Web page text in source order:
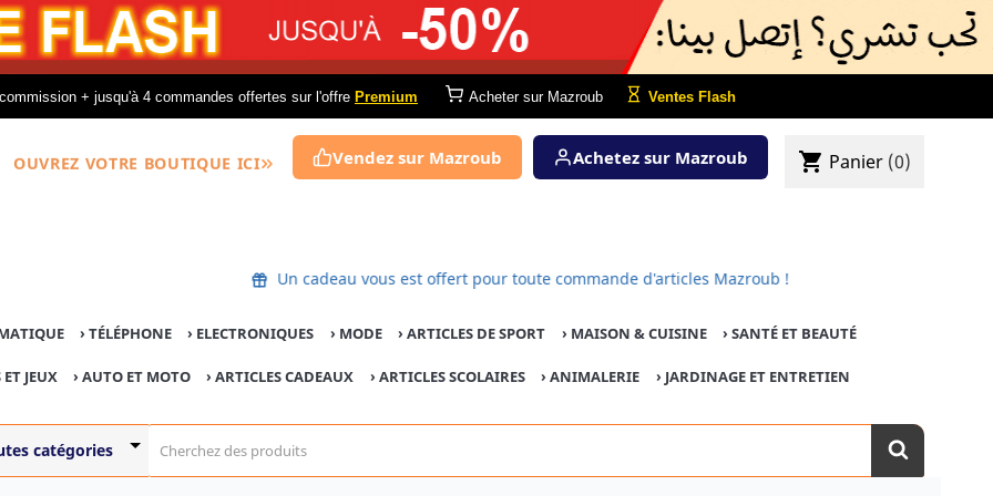
+ jusqu'à 4 commandes offertes sur l'offre Premium Acheter sur Mazroub Ventes Flash
OUVREZ VOTRE BOUTIQUE ICI Vendez sur Mazroub Achetez sur Mazroub shopping_cart Panier (0)
Un cadeau vous est offert pour toute commande d'articles Mazroub !
›TÉLÉPHONE › ELECTRONIQUES › MODE ›ARTICLES DE SPORT › MAISON & CUISINE › SANTÉ ET BEAUTÉ
ET JEUX ›AUTO ET MOTO › ARTICLES CADEAUX › ARTICLES SCOLAIRES ›ANIMALERIE › JARDINAGE ET ENTRETIEN